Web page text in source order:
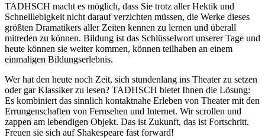
TADHSCH macht es möglich, dass Sie trotz aller Hektik und
Schnelllebigkeit nicht darauf verzichten müssen, die Werke dieses
größten Dramatikers aller Zeiten kennen zu lernen und überall
mitreden zu können. Bildung ist das Schlüsselwort unserer Tage und
heute können sie weiter kommen, können teilhaben an einem
einmaligen Bildungserlebnis.
Wer hat den heute noch Zeit, sich stundenlang ins Theater zu setzen
oder gar Klassiker zu lesen? TADHSCH bietet Ihnen die Lösung:
Es kombiniert das sinnlich kontaktnahe Erleben von Theater mit den
Errungenschaften von Fernsehen und Internet. Wir scrollen und
zappen am lebendigen Objekt. Das ist Zukunft, das ist Fortschritt.
Freuen sie sich auf Shakespeare fast forward!